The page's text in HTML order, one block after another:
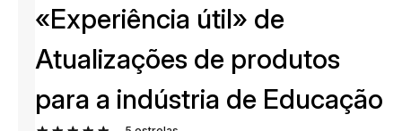
«Experiência útil» de
Atualizações de produtos
para a indústria de Educação